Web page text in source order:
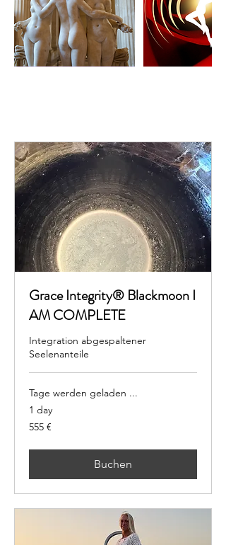
Grace Integrity® Blackmoon I
AM COMPLETE
Integration abgespaltener
Seelenanteile
Tage werden geladen ...
1 day
555
Euro
555 €
Buchen